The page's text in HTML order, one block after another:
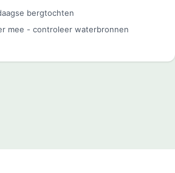
bergtochten
mee - controleer waterbronnen